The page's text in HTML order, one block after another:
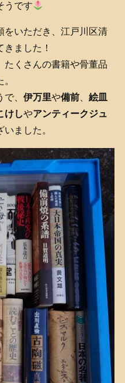
うです
をいただき、江戸川区清
ました！
たくさんの書籍や骨董品
、 伊万里や備前、 絵皿
けしやアンティークジュ
ました。